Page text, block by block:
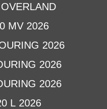
MV 2026
2026
2026
2026
L 2026